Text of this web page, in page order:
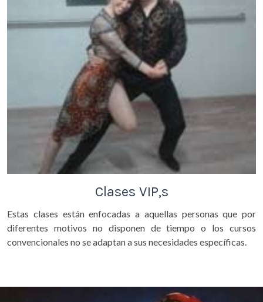
Clases VIP,s
Estas clases estánenfocadas a aquellas personas que por
diferentes motivos no disponen de tiempo o los cursos
convencionales no se adaptan a sus necesidades específicas.